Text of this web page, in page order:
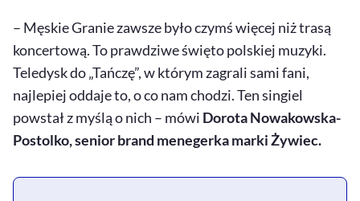
– Męskie Granie zawsze było czymś więcej niż trasą
koncertową. To prawdziwe święto polskiej muzyki.
Teledysk do „Tańczę”, w którym zagrali sami fani,
najlepiej oddaje to, o co nam chodzi. Ten singiel
powstał z myślą o nich – mówi Dorota Nowakowska-
Postolko, senior brand menegerka marki Żywiec.